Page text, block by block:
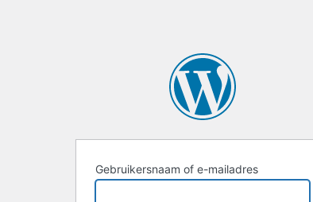
Gebruikersnaam of e-mailadres